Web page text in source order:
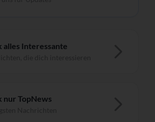
alles Interessante
nur TopNews